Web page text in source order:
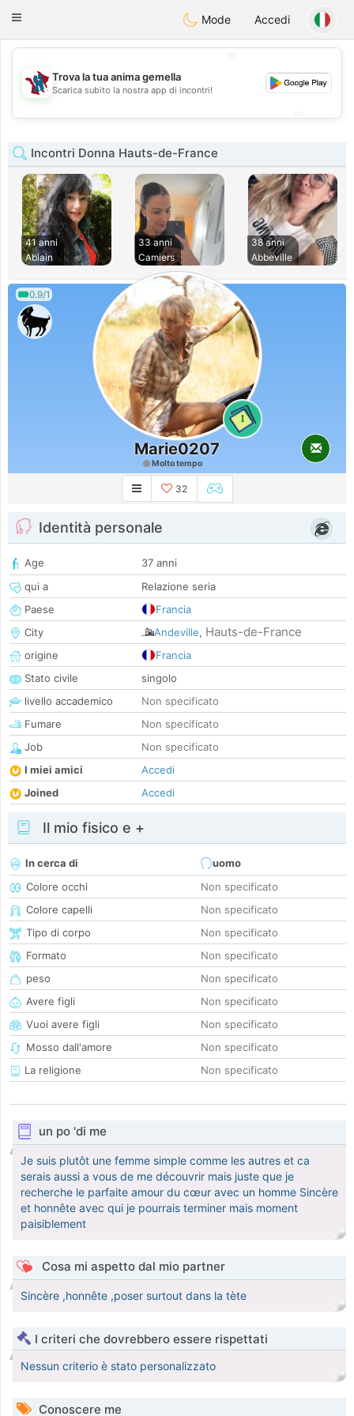
Taimerais
Toggle
Mode Accedi
💖
💕
Trova la tua anima gemella
Scarica subito la nostra app di incontri!
Incontri Donna Hauts-de-France
41 anni
Ablain
33 anni
Camiers
38 anni
Abbeville
0.9/1
1
Marie0207
Molto tempo
32
Identità personale
Age
37 anni
qui a
Relazione seria
Paese
Francia
City
Andeville, Hauts-de-France
origine
Francia
Stato civile
singolo
livello accademico
Non specificato
Fumare
Non specificato
Job
Non specificato
I miei amici
Accedi
Joined
Accedi
Il mio fisico e +
In cerca di
uomo
Colore occhi
Non specificato
Colore capelli
Non specificato
Tipo di corpo
Non specificato
Formato
Non specificato
peso
Non specificato
Avere figli
Non specificato
Vuoi avere figli
Non specificato
Mosso dall'amore
Non specificato
La religione
Non specificato
un po 'di me
Je suis plutôt une femme simple comme les autres et ca
serais aussi a vous de me découvrir mais juste que je
recherche le parfaite amour du cœur avec un homme Sincère
et honnête avec qui je pourrais terminer mais moment
paisiblement
Cosa mi aspetto dal mio partner
Sincère ,honnête ,poser surtout dans la tète
I criteri che dovrebbero essere rispettati
Nessun criterio è stato personalizzato
Conoscere me